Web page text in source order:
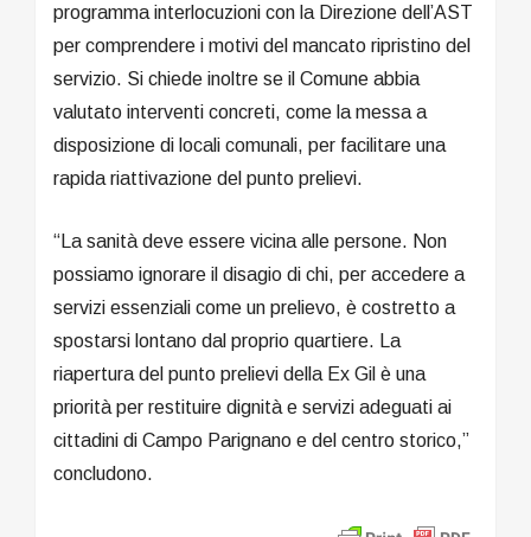
programma interlocuzioni con la Direzione dell’AST
per comprendere i motivi del mancato ripristino del
servizio. Si chiede inoltre se il Comune abbia
valutato interventi concreti, come la messa a
disposizione di locali comunali, per facilitare una
rapida riattivazione del punto prelievi.
“La sanità deve essere vicina alle persone. Non
possiamo ignorare il disagio di chi, per accedere a
servizi essenziali come un prelievo, è costretto a
spostarsi lontano dal proprio quartiere. La
riapertura del punto prelievi della Ex Gil è una
priorità per restituire dignità e servizi adeguati ai
cittadini di Campo Parignano e del centro storico,”
concludono.